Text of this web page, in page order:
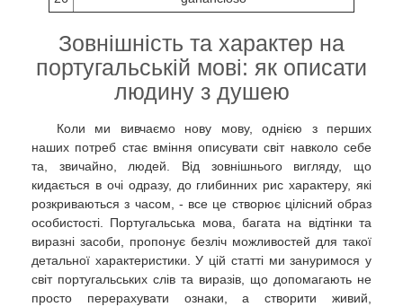
Зовнішність та характер на
португальській мові: як описати
людину з душею
Коли ми вивчаємо нову мову, однією з перших
наших потреб стає вміння описувати світ навколо себе
та, звичайно, людей. Від зовнішнього вигляду, що
кидається в очі одразу, до глибинних рис характеру, які
розкриваються з часом, - все це створює цілісний образ
особистості. Португальська мова, багата на відтінки та
виразні засоби, пропонує безліч можливостей для такої
детальної характеристики. У цій статті ми зануримося у
світ португальських слів та виразів, що допомагають не
просто перерахувати ознаки, а створити живий,